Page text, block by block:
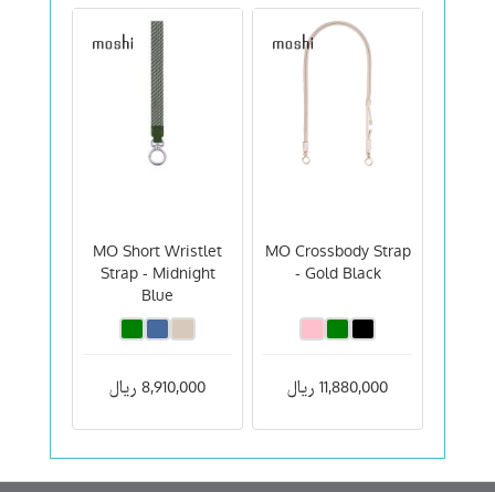
MO Crossbody Strap
- Gold Black
11,880,000 ریال
MO Short Wristlet
Strap - Midnight
Blue
8,910,000 ریال